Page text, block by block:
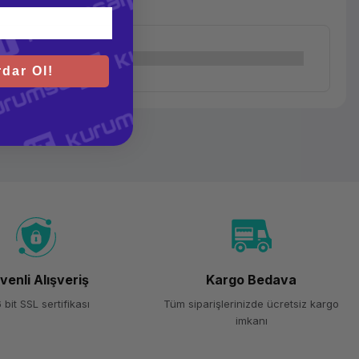
Alışveriş
bit SSL sertifikası
Kargo Bedava
Tüm siparişlerinizde ücretsiz kargo
imkanı
Ol!